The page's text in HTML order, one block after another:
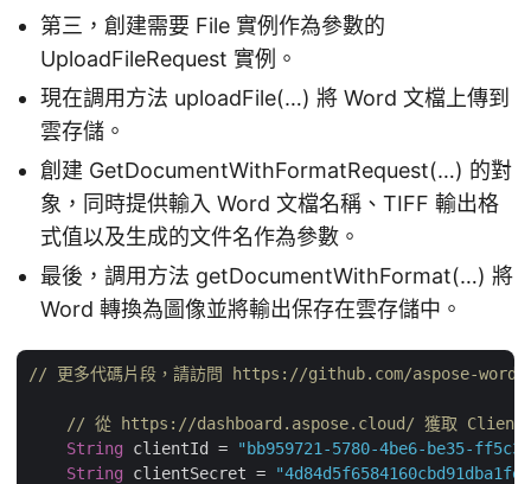
第三，創建需要 File 實例作為參數的
UploadFileRequest 實例。
現在調用方法 uploadFile(…) 將 Word 文檔上傳到
雲存儲。
創建 GetDocumentWithFormatRequest(…) 的對
象，同時提供輸入 Word 文檔名稱、TIFF 輸出格
式值以及生成的文件名作為參數。
最後，調用方法 getDocumentWithFormat(…) 將
Word 轉換為圖像並將輸出保存在雲存儲中。
// 更多代碼片段，請訪問 https://github.com/aspose-
// 從 https://dashboard.aspose.cloud/ 獲取
String clientId =
"bb959721-5780-4be6-be35-
String clientSecret =